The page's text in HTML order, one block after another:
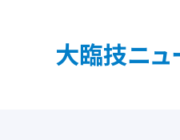
大臨技ニ